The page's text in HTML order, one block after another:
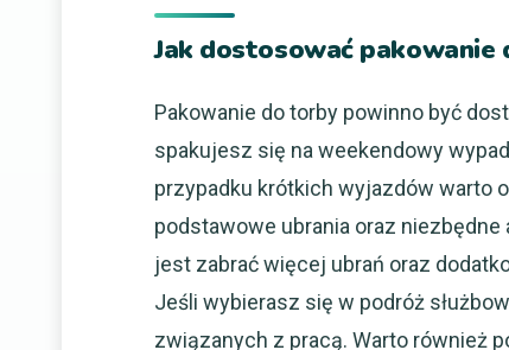
Jak dostosować
Pakowanie do torby powinno być
spakujesz się na weekendowy
przypadku krótkich wyjazdów warto
podstawowe ubrania oraz
jest zabrać więcej ubrań oraz
Jeśli wybierasz się w podróż
związanych z pracą. Warto również